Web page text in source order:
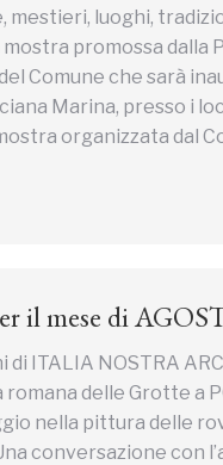
luoghi,
promossa dalla
Comune che sarà
Marina, presso i
organizzata dal
il mese di
ITALIA NOSTRA
delle Grotte a
nella pittura delle
conversazione con